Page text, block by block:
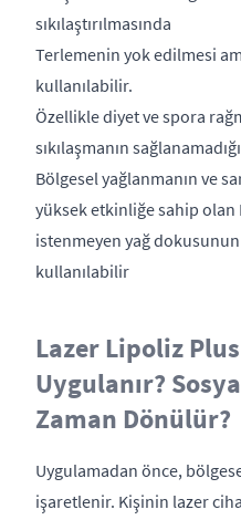
sıkılaştırılmasında
Terlemenin yok edilmesi
kullanılabilir.
Özellikle diyet ve spora
sıkılaşmanın
Bölgesel yağlanmanın ve
yüksek etkinliğe sahip olan
istenmeyen yağ
kullanılabilir
Lazer Lipoliz
Uygulanır?
Zaman Dönülür?
Uygulamadan önce,
işaretlenir. Kişinin lazer